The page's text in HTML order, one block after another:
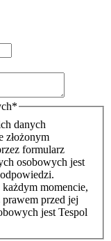
*
danych
złożonym
formularz
osobowych jest
momencie,
przed jej
jest Tespol